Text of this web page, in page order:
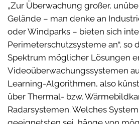
„Zur Überwachung großer,
Gelände – man denke an
oder Windparks – bieten sich
Perimeterschutzsysteme an“, so
Spektrum möglicher Lösungen
Videoüberwachungssystemen
Learning-Algorithmen, also
über Thermal- bzw.
Radarsystemen. Welches